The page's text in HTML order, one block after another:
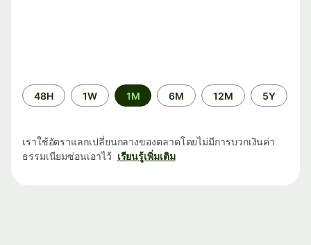
ระยะ
เวลา
48H 1W 1M 6M 12M 5Y
เราใช้อัตราแลกเปลี่ยนกลางของตลาดโดยไม่มีการบวกเงินค่า
ธรรมเนียมซ่อนเอาไว้ เรียนรู้เพิ่มเติม